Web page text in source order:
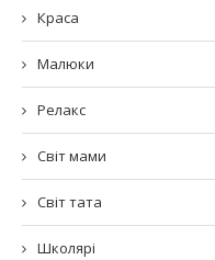
Краса
Малюки
Релакс
Світ мами
Світ тата
Школярі